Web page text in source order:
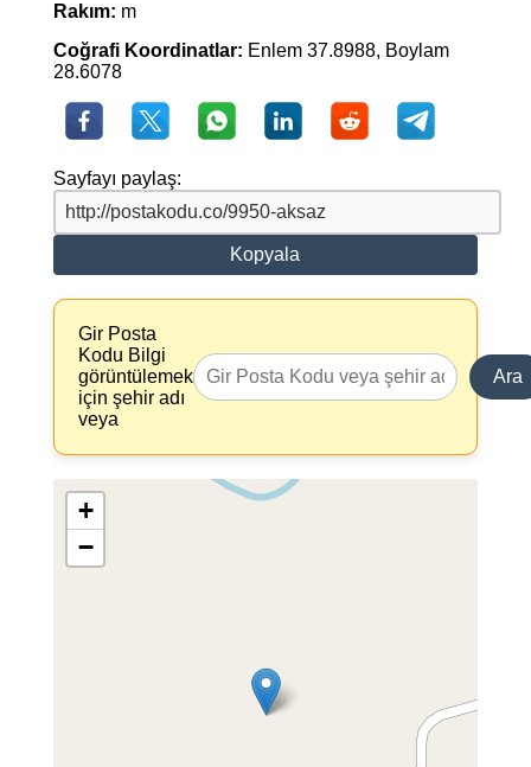
Rakım: m
Coğrafi Koordinatlar: Enlem 37.8988, Boylam
28.6078
Sayfayı paylaş:
Kopyala
Gir Posta
Kodu Bilgi
görüntülemek
için şehir adı
veya
Ara
+
−